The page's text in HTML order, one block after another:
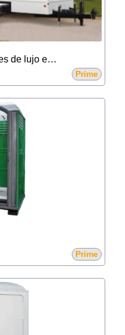
Alquiler de baños (7) portatiles de lujo en trailer
Prime
Prime